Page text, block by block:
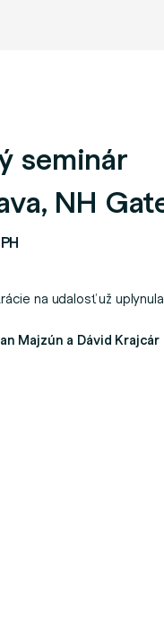
seminár
NH
na udalosť už uplynula
Majzún a Dávid Krajcár